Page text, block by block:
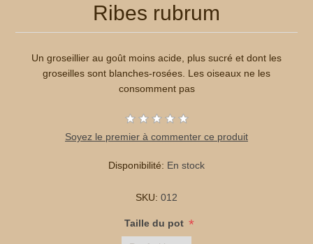
Ribes rubrum
Un groseillier au goût moins acide, plus sucré et dont les
groseilles sont blanches-rosées. Les oiseaux ne les
consomment pas
Soyez le premier à commenter ce produit
Disponibilité: En stock
SKU: 012
Taille du pot *